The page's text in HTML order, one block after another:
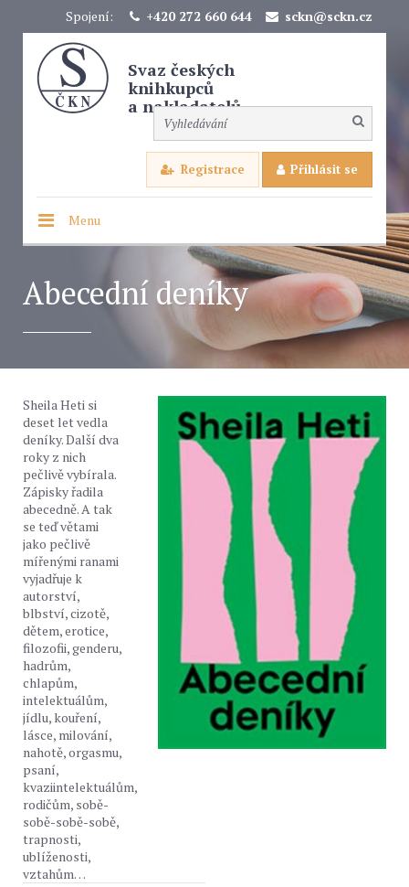
Spojení: +420 272 660 644 sckn@sckn.cz
Svaz českých
knihkupců
a nakladatelů
Registrace Přihlásit se
Menu
Abecední deníky
Sheila Heti si
deset let vedla
deníky. Další dva
roky z nich
pečlivě vybírala.
Zápisky řadila
abecedně. A tak
se teď větami
jako pečlivě
mířenými ranami
vyjadřuje k
autorství,
blbství, cizotě,
dětem, erotice,
filozofii, genderu,
hadrům,
chlapům,
intelektuálům,
jídlu, kouření,
lásce, milování,
nahotě, orgasmu,
psaní,
kvaziintelektuálům,
rodičům, sobě-
sobě-sobě-sobě,
trapnosti,
ublíženosti,
vztahům…